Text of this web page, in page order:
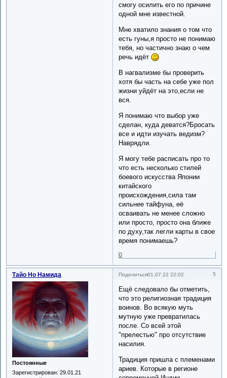
смогу осилить его по причине
одной мне известной.
Мне хватило знания о том что
есть гуны,я просто не понимаю
тебя, но частично знаю о чем
речь идёт
В нагвализме бы проверить
хотя бы часть на себе уже пол
жизни уйдёт на это,если не
вся.
Я понимаю что выбор уже
сделан, куда деватся?Бросать
все и идти изучать ведизм?
Наврядли.
Я могу тебе расписать про то
что есть несколько стилей
боевого искусства Японии
китайского
происхождения,сила там
сильнее тайфуна, её
осваивать не менее сложно
или просто, просто она ближе
по духу,так легли карты в свое
время понимаешь?
0
Поделиться 5
01.07.22 22:02
Тайо Но Намида
Постоянные
Зарегистрирован: 29.01.21
Ещё следовало бы отметить,
что это религиозная традиция
воинов. Во всякую муть
мутную уже превратилась
после. Со всей этой
"прелестью" про отсутствие
насилия.
Традиция пришла с племенами
ариев. Которые в регионе